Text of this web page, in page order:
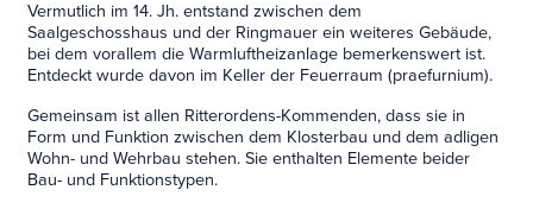
Vermutlich im 14. Jh. entstand zwischen dem
Saalgeschosshaus und der Ringmauer ein weiteres Gebäude,
bei dem vorallem die Warmluftheizanlage bemerkenswert ist.
Entdeckt wurde davon im Keller der Feuerraum (praefurnium).
Gemeinsam ist allen Ritterordens-Kommenden, dass sie in
Form und Funktion zwischen dem Klosterbau und dem adligen
Wohn- und Wehrbau stehen. Sie enthalten Elemente beider
Bau- und Funktionstypen.